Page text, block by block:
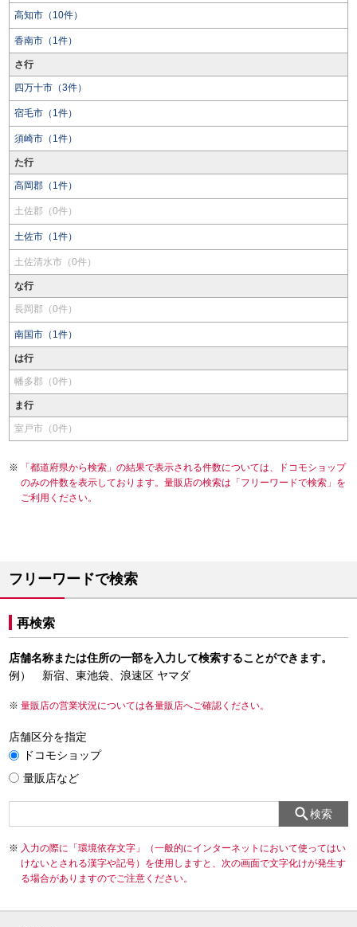
高知市（10件）
香南市（1件）
さ行
四万十市（3件）
宿毛市（1件）
須崎市（1件）
た行
高岡郡（1件）
土佐郡（0件）
土佐市（1件）
土佐清水市（0件）
な行
長岡郡（0件）
南国市（1件）
は行
幡多郡（0件）
ま行
室戸市（0件）
「都道府県から検索」の結果で表示される件数については、ドコモショップ
のみの件数を表示しております。量販店の検索は「フリーワードで検索」を
ご利用ください。
フリーワードで検索
再検索
店舗名称または住所の一部を入力して検索することができます。
例） 新宿、東池袋、浪速区 ヤマダ
量販店の営業状況については各量販店へご確認ください。
店舗区分を指定
ドコモショップ
量販店など
検索
入力の際に「環境依存文字」（一般的にインターネットにおいて使ってはい
けないとされる漢字や記号）を使用しますと、次の画面で文字化けが発生す
る場合がありますのでご注意ください。